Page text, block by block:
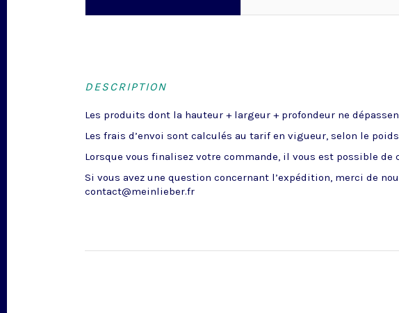
DESCRIPTION
Les produits dont la hauteur + largeur + profondeur ne
Les frais d’envoi sont calculés au tarif en vigueur, selon le
Lorsque vous finalisez votre commande, il vous est possible de
Si vous avez une question concernant l’expédition, merci de
contact@meinlieber.fr